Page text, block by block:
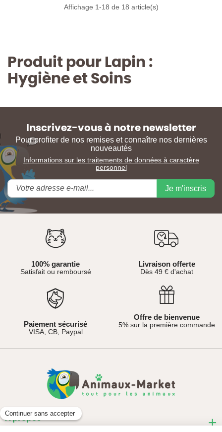
Affichage 1-18 de 18 article(s)
Produit pour Lapin :
Hygiène et Soins
Inscrivez-vous à notre newsletter
Pour profiter de nos remises et connaître nos dernières
nouveautés
Informations sur les traitements de données à caractère
personnel
Je m'inscris
100% garantie
Satisfait ou remboursé
Livraison offerte
Dès 49 € d'achat
Paiement sécurisé
VISA, CB, Paypal
Offre de bienvenue
5% sur la première commande
À propos